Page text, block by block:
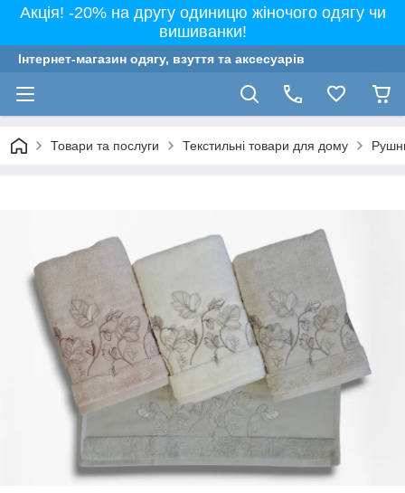
Акція! -20% на другу одиницю жіночого одягу чи
вишиванки!
Інтернет-магазин одягу, взуття та аксесуарів
Товари та послуги Текстильні товари для дому